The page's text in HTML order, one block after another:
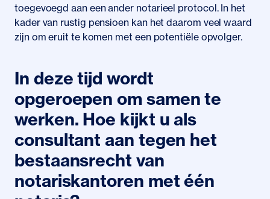
toegevoegd aan een ander notarieel protocol. In het
kader van rustig pensioen kan het daarom veel waard
zijn om eruit te komen met een potentiële opvolger.
In deze tijd wordt
opgeroepen om samen te
werken. Hoe kijkt u als
consultant aan tegen het
bestaansrecht van
notariskantoren met één